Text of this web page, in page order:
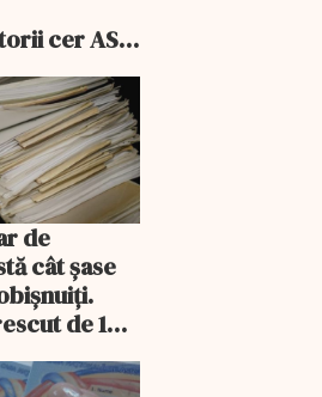
cer ASF
de
cât șase
de 14